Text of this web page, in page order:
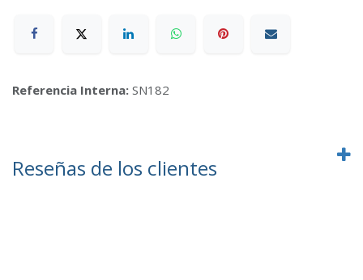
Referencia Interna: SN182
Reseñas de los clientes